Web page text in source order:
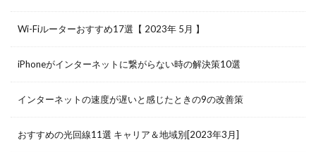
Wi-Fiルーターおすすめ17選【 2023年 5月 】
iPhoneがインターネットに繋がらない時の解決策10選
インターネットの速度が遅いと感じたときの9の改善策
おすすめの光回線11選 キャリア＆地域別[2023年3月]